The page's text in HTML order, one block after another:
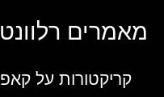
מאמרים
קריקטורות על